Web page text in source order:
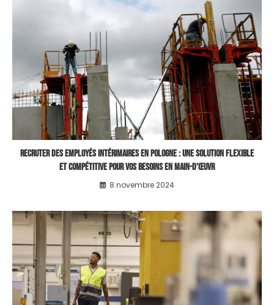
Recruter des employés intérimaires en Pologne : Une solution flexible
et compétitive pour vos besoins en main-d’œuvr
8 novembre 2024